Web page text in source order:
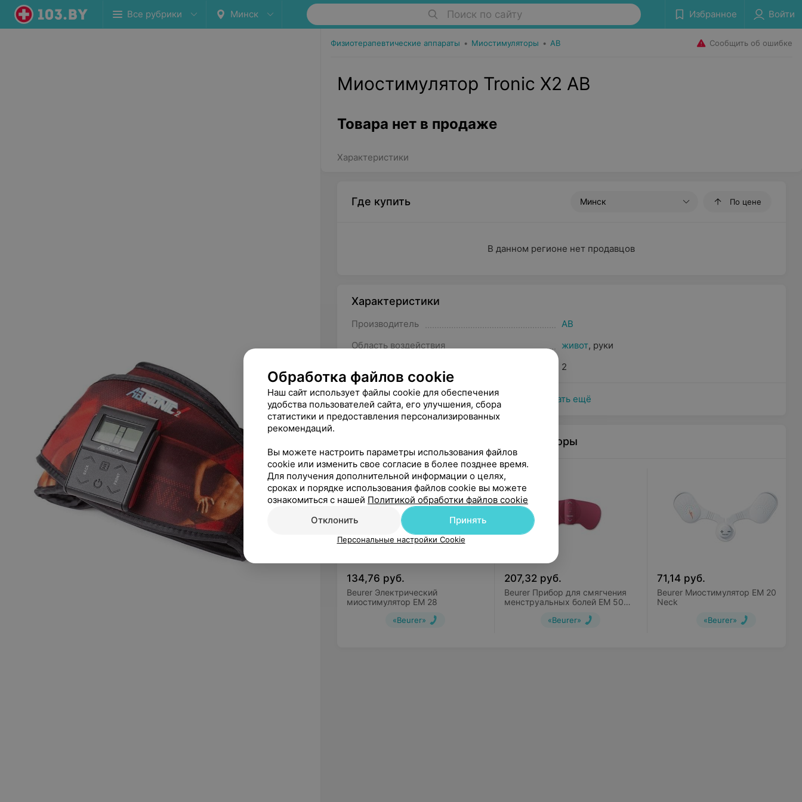
Все рубрики Минск Поиск по сайту Избранное Войти
Физиотерапевтические аппараты • Миостимуляторы • AB Сообщить об ошибке
Миостимулятор Tronic X2 AB
Товара нет в продаже
Характеристики
Где купить Минск По цене
В данном регионе нет продавцов
Характеристики
Производитель
AB
Область воздействия
живот, руки
2
Показать ещё
Другие товары рубрики Миостимуляторы
134,76 руб.
Beurer Электрический
миостимулятор EM 28
«Beurer»
207,32 руб.
Beurer Прибор для смягчения
менструальных болей EM 50
«Beurer»
71,14 руб.
Beurer Миостимулятор EM 20
Neck
«Beurer»
Обработка файлов cookie
Наш сайт использует файлы cookie для обеспечения
удобства пользователей сайта, его улучшения, сбора
статистики и предоставления персонализированных
рекомендаций.
Вы можете настроить параметры использования файлов
cookie или изменить свое согласие в более позднее время.
Для получения дополнительной информации о целях,
сроках и порядке использования файлов cookie вы можете
ознакомиться с нашей Политикой обработки файлов cookie
Отклонить
Принять
Персональные настройки Cookie